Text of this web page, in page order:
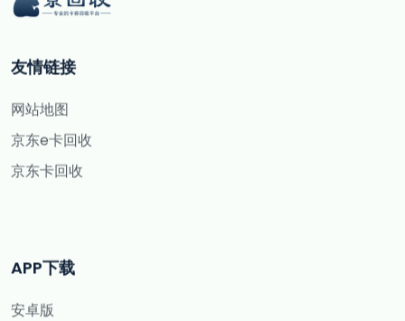
友情链接
网站地图
京东e卡回收
京东卡回收
APP下载
安卓版